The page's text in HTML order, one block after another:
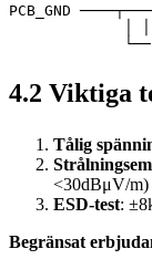
PCB_GND
4.2 Viktiga
Tålig
<30dBμV/m)
ESD-test:
Begränsat